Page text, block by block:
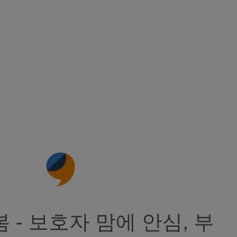
- 보호자 맘에 안심, 부